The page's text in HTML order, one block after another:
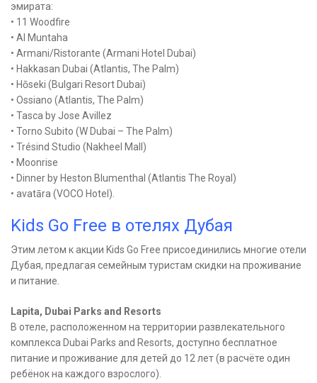
эмирата:
• 11 Woodfire
• Al Muntaha
• Armani/Ristorante (Armani Hotel Dubai)
• Hakkasan Dubai (Atlantis, The Palm)
• Hōseki (Bulgari Resort Dubai)
• Ossiano (Atlantis, The Palm)
• Tasca by Jose Avillez
• Torno Subito (W Dubai – The Palm)
• Trésind Studio (Nakheel Mall)
• Moonrise
• Dinner by Heston Blumenthal (Atlantis The Royal)
• avatāra (VOCO Hotel).
Kids Go Free в отелях Дубая
Этим летом к акции Kids Go Free присоединились многие отели
Дубая, предлагая семейным туристам скидки на проживание
и питание.
Lapita, Dubai Parks and Resorts
В отеле, расположенном на территории развлекательного
комплекса Dubai Parks and Resorts, доступно бесплатное
питание и проживание для детей до 12 лет (в расчёте один
ребёнок на каждого взрослого).